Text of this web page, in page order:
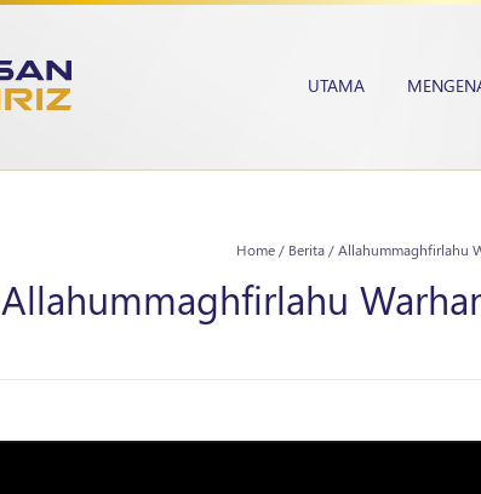
UTAMA
Home / Berita /Allahummaghfirlahu
Allahummaghfirlahu